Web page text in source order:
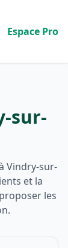
Espace Pro
sur-
Vindry-sur-
et la
les